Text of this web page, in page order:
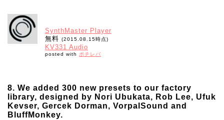
SynthMaster Player
無料 (2015.08.15時点)
KV331 Audio
posted with ポチレバ
8. We added 300 new presets to our factory
library, designed by Nori Ubukata, Rob Lee, Ufuk
Kevser, Gercek Dorman, VorpalSound and
BluffMonkey.